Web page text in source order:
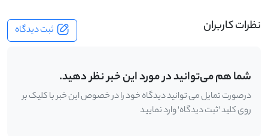
نظرات کاربران ثبت دیدگاه
شما هم می‌توانید در مورد این خبر نظر دهید.
درصورت تمایل می توانید دیدگاه خود را در خصوص این خبر با کلیک بر
روی کلید 'ثبت دیدگاه' وارد نمایید